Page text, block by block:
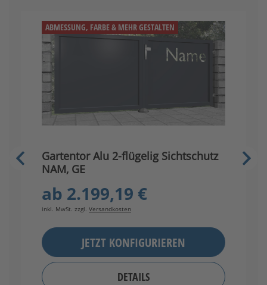
ABMESSUNG, FARBE & MEHR GESTALTEN
Gartentor Alu 2-flügelig Sichtschutz
NAM, GE
ab 2.199,19 €
inkl. MwSt. zzgl. Versandkosten
JETZT KONFIGURIEREN
DETAILS